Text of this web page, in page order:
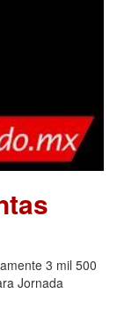
3 mil 500
Jornada